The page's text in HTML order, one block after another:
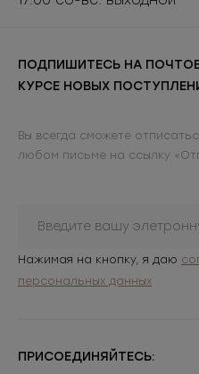
ПОДПИШИТЕСЬ НА
КУРСЕ НОВЫХ
Вы всегда сможете
любом письме на ссылку
Нажимая на кнопку, я даю
персональных данных
ПРИСОЕДИНЯЙТЕСЬ: